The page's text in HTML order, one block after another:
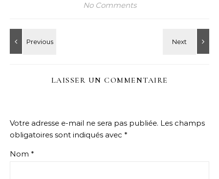
No Comments
LAISSER UN COMMENTAIRE
Votre adresse e-mail ne sera pas publiée. Les champs
obligatoires sont indiqués avec *
Nom *